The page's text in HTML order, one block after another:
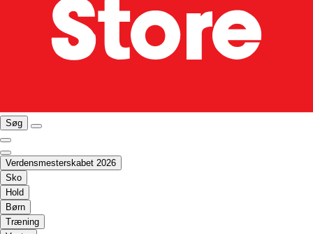
Søg
Verdensmesterskabet 2026
Sko
Hold
Børn
Træning